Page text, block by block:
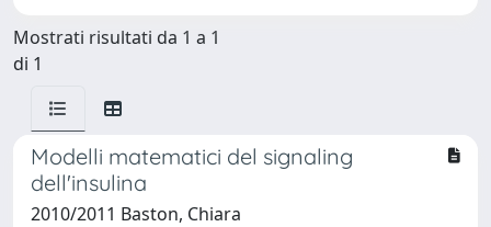
Mostrati risultati da 1 a 1
di 1
Modelli matematici del signaling
dell'insulina
2010/2011 Baston, Chiara